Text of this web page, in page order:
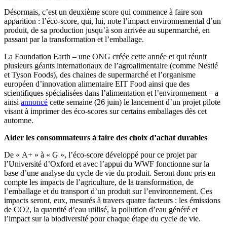
Désormais, c’est un deuxième score qui commence à faire son
apparition : l’éco-score, qui, lui, note l’impact environnemental d’un
produit, de sa production jusqu’à son arrivée au supermarché, en
passant par la transformation et l’emballage.
La Foundation Earth – une ONG créée cette année et qui réunit
plusieurs géants internationaux de l’agroalimentaire (comme Nestlé
et Tyson Foods), des chaines de supermarché et l’organisme
européen d’innovation alimentaire EIT Food ainsi que des
scientifiques spécialisées dans l’alimentation et l’environnement – a
ainsi annoncé cette semaine (26 juin) le lancement d’un projet pilote
visant à imprimer des éco-scores sur certains emballages dès cet
automne.
Aider les consommateurs à faire des choix d’achat durables
De « A+ » à « G », l’éco-score développé pour ce projet par
l’Université d’Oxford et avec l’appui du WWF fonctionne sur la
base d’une analyse du cycle de vie du produit. Seront donc pris en
compte les impacts de l’agriculture, de la transformation, de
l’emballage et du transport d’un produit sur l’environnement. Ces
impacts seront, eux, mesurés à travers quatre facteurs : les émissions
de CO2, la quantité d’eau utilisé, la pollution d’eau généré et
l’impact sur la biodiversité pour chaque étape du cycle de vie.